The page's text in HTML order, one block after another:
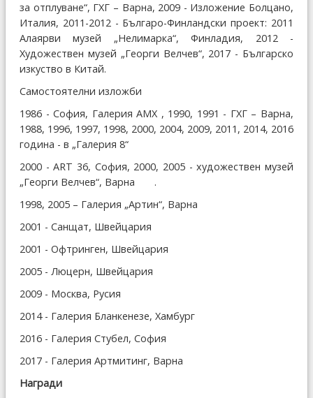
за отплуване“, ГХГ – Варна, 2009 - Изложение Болцано,
Италия, 2011-2012 - Българо-Финландски проект: 2011
Алаярви музей „Нелимарка“, Финладия, 2012 -
Художествен музей „Георги Велчев“, 2017 - Българско
изкуство в Китай.
Самостоятелни изложби
1986 - София, Галерия АМХ , 1990, 1991 - ГХГ – Варна,
1988, 1996, 1997, 1998, 2000, 2004, 2009, 2011, 2014, 2016
година - в „Галерия 8“
2000 - ART 36, София, 2000, 2005 - художествен музей
„Георги Велчев“, Варна .
1998, 2005 – Галерия „Артин“, Варна
2001 - Санщат, Швейцария
2001 - Офтринген, Швейцария
2005 - Люцерн, Швейцария
2009 - Москва, Русия
2014 - Галерия Бланкенезе, Хамбург
2016 - Галерия Стубел, София
2017 - Галерия Артмитинг, Варна
Награди